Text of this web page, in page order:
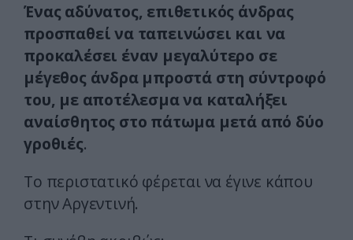
Ένας αδύνατος, επιθετικός άνδρας
προσπαθεί να ταπεινώσει και να
προκαλέσει έναν μεγαλύτερο σε
μέγεθος άνδρα μπροστά στη σύντροφό
του, με αποτέλεσμα να καταλήξει
αναίσθητος στο πάτωμα μετά από δύο
γροθιές.
Το περιστατικό φέρεται να έγινε κάπου
στην Αργεντινή.